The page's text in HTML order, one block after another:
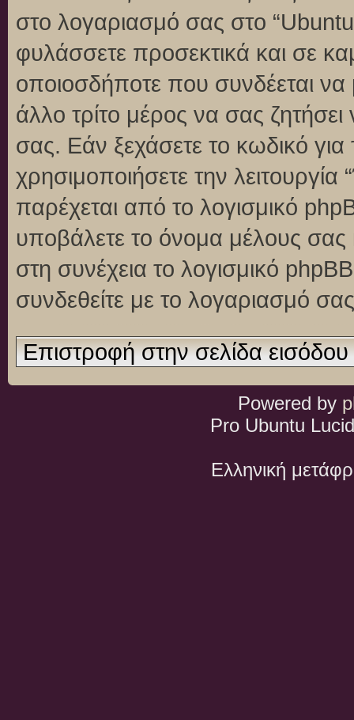
στο λογαριασμό σας στο
φυλάσσετε προσεκτικά και σε
οποιοσδήποτε που συνδέεται
άλλο τρίτο μέρος να σας
σας. Εάν ξεχάσετε το κωδικό
χρησιμοποιήσετε την
παρέχεται από το λογισμικό
υποβάλετε το όνομα μέλους σας
στη συνέχεια το λογισμικό
συνδεθείτε με το λογαριασμό
Επιστροφή στην σελίδα εισόδου
Powered by
Pro Ubuntu
Ελληνική